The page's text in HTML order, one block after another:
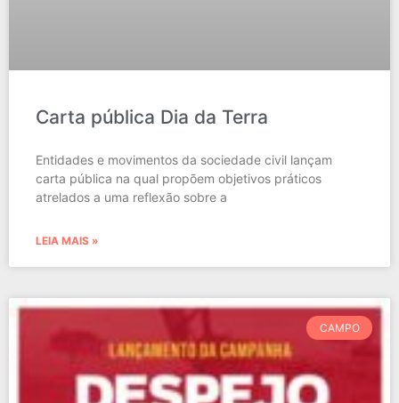
Carta pública Dia da Terra
Entidades e movimentos da sociedade civil lançam
carta pública na qual propõem objetivos práticos
atrelados a uma reflexão sobre a
LEIA MAIS »
CAMPO